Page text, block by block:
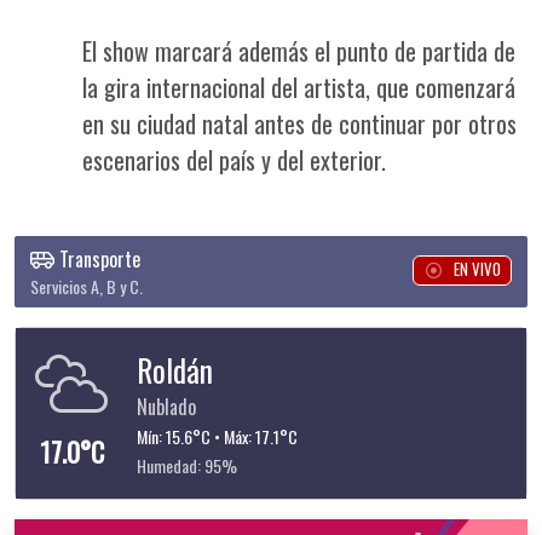
El show marcará además el punto de partida de
la gira internacional del artista, que comenzará
en su ciudad natal antes de continuar por otros
escenarios del país y del exterior.
Transporte
Servicios A, B y C.
EN VIVO
17.0°C
Roldán
Nublado
Mín: 15.6°C • Máx: 17.1°C
Humedad: 95%